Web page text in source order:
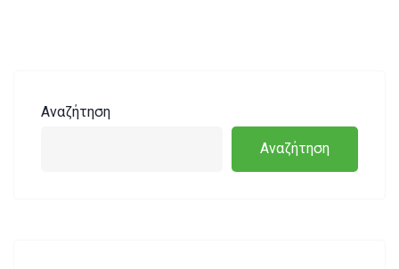
Αναζήτηση
Αναζήτηση